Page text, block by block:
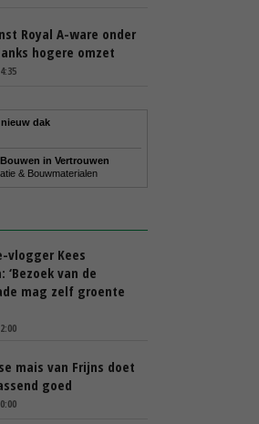
Royal A-ware onder
hogere omzet
dak
in Vertrouwen
& Bouwmaterialen
vlogger Kees
‘Bezoek van de
mag zelf groente
mais van Frijns doet
goed